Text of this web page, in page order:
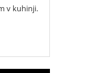
v kuhinji.